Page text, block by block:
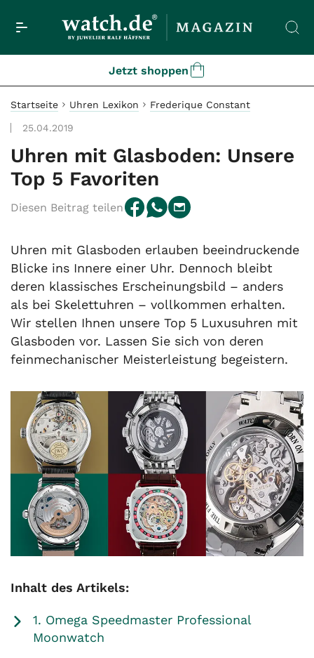
Jetzt shoppen
Startseite Uhren Lexikon Frederique Constant
25.04.2019
Uhren mit Glasboden: Unsere
Top 5 Favoriten
Diesen Beitrag teilen
Uhren mit Glasboden erlauben beeindruckende
Blicke ins Innere einer Uhr. Dennoch bleibt
deren klassisches Erscheinungsbild – anders
als bei Skelettuhren – vollkommen erhalten.
Wir stellen Ihnen unsere Top 5 Luxusuhren mit
Glasboden vor. Lassen Sie sich von deren
feinmechanischer Meisterleistung begeistern.
Inhalt des Artikels:
1. Omega Speedmaster Professional
Moonwatch